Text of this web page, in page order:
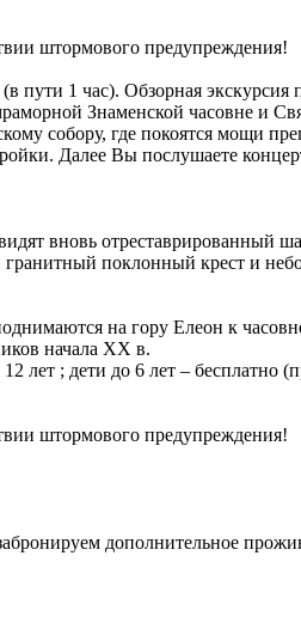
штормового предупреждения!
(в пути 1 час). Обзорная экскурсия
Знаменской часовне и
собору, где покоятся мощи
Далее Вы послушаете
вновь отреставрированный
поклонный крест и
на гору Елеон к
начала ХХ в.
лет ; дети до 6 лет – бесплатно
штормового предупреждения!
дополнительное